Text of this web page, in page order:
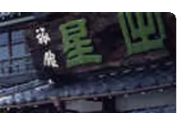
の観光情報は、松阪観光インフォメ...